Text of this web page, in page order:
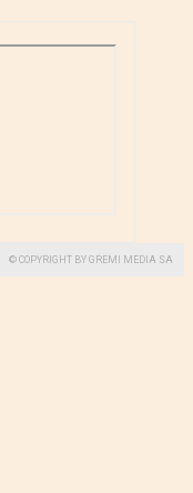
© COPYRIGHT BY GREMI MEDIA SA